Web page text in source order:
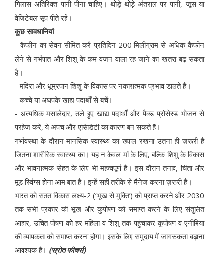
गिलास अतिरिक्त पानी पीना चाहिए। थोड़े-थोड़े अंतराल पर पानी, जूस या
वेजिटेबल सूप पीते रहें।
कुछ सावधानियां
- कैफीन का सेवन सीमित करें प्रतिदिन 200 मिलीग्राम से अधिक कैफीन
लेने से गर्भपात और शिशु के कम वजन वाला रह जाने का खतरा बढ़ सकता
है।
- मदिरा और धूम्रपान शिशु के विकास पर नकारात्मक प्रभाव डालते हैं।
- कच्चे या अधपके खाद्य पदार्थों से बचें।
- अत्यधिक मसालेदार, तले हुए खाद्य पदार्थों और पैक्ड प्रोसेस्ड भोजन से
परहेज करें, ये अपच और एसिडिटी का कारण बन सकते हैं।
गर्भावस्था के दौरान मानसिक स्वास्थ्य का ख्याल रखना उतना ही ज़रूरी है
जितना शारीरिक स्वास्थ्य का। यह न केवल मां के लिए, बल्कि शिशु के विकास
और भावनात्मक सेहत के लिए भी महत्वपूर्ण है। इस दौरान तनाव, चिंता और
मूड स्विंग्स होना आम बात है। इन्हें सही तरीके से मैनेज करना ज़रूरी है।
भारत को सतत विकास लक्ष्य-2 (‘भूख से मुक्ति’) को प्राप्त करने और 2030
तक सभी प्रकार की भूख और कुपोषण को समाप्त करने के लिए संतुलित
आहार, उचित पोषण को हर महिला व शिशु तक पहुंचाकर कुपोषण व एनीमिया
की व्यापकता को समाप्त करना होगा। इसके लिए समुदाय में जागरूकता बढ़ाना
आवश्यक है। (स्रोत फीचर्स)